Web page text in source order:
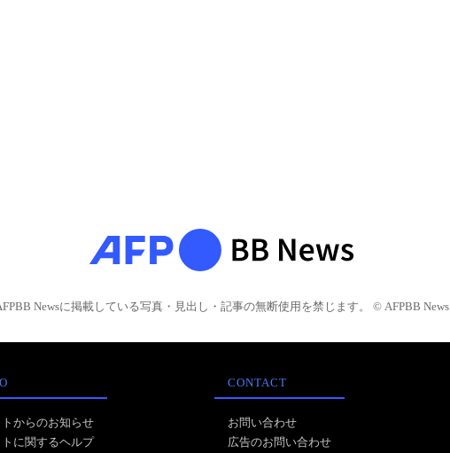
Newsに掲載している写真・見出し・記事の無断使用を禁じます。 © AFPBB News
からのお知らせ
に関するヘルプ
CONTACT
お問い合わせ
広告のお問い合わせ